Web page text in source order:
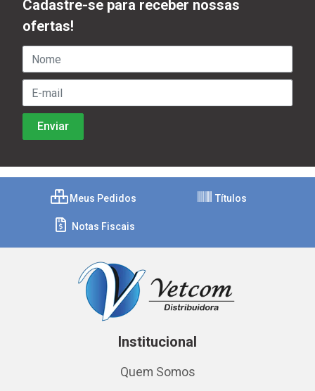
Cadastre-se para receber nossas
ofertas!
Meus Pedidos Títulos
Notas Fiscais
Institucional
Quem Somos